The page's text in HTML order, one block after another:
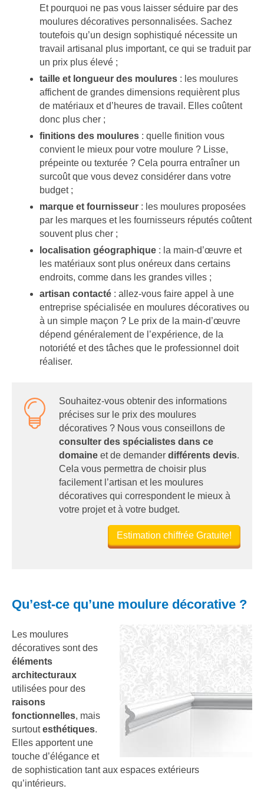
Et pourquoi ne pas vous laisser séduire par des
moulures décoratives personnalisées. Sachez
toutefois qu’un design sophistiqué nécessite un
travail artisanal plus important, ce qui se traduit par
un prix plus élevé ;
taille et longueur des moulures: les moulures
affichent de grandes dimensions requièrent plus
de matériaux et d’heures de travail. Elles coûtent
donc plus cher ;
finitions des moulures: quelle finition vous
convient le mieux pour votre moulure ? Lisse,
prépeinte ou texturée ? Cela pourra entraîner un
surcoût que vous devez considérer dans votre
budget ;
marque et fournisseur: les moulures proposées
par les marques et les fournisseurs réputés coûtent
souvent plus cher ;
localisation géographique: la main-d’œuvre et
les matériaux sont plus onéreux dans certains
endroits, comme dans les grandes villes ;
artisan contacté: allez-vous faire appel à une
entreprise spécialisée en moulures décoratives ou
à un simple maçon ? Le prix de la main-d’œuvre
dépend généralement de l’expérience, de la
notoriété et des tâches que le professionnel doit
réaliser.
Souhaitez-vous obtenir des informations
précises sur le prix des moulures
décoratives ? Nous vous conseillons de
consulter des spécialistes dans ce
domaine et de demander différents devis.
Cela vous permettra de choisir plus
facilement l’artisan et les moulures
décoratives qui correspondent le mieux à
votre projet et à votre budget.
Estimation chiffrée Gratuite!
Qu’est-ce qu’une moulure décorative ?
Les moulures
décoratives sont des
éléments
architecturaux
utilisées pour des
raisons
fonctionnelles, mais
surtoutesthétiques.
Elles apportent une
touche d’élégance et
de sophistication tant aux espaces extérieurs
qu’intérieurs.